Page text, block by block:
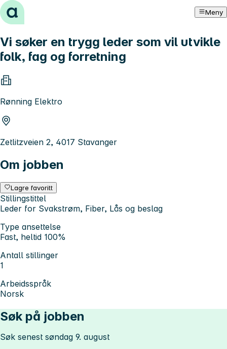
Hopp til innhold Meny
Vi søker en trygg leder som vil utvikle
folk, fag og forretning
Rønning Elektro
Zetlitzveien 2, 4017 Stavanger
Om jobben
Lagre favoritt
Stillingstittel
Leder for Svakstrøm, Fiber, Lås og beslag
Type ansettelse
Fast, heltid 100%
Antall stillinger
1
Arbeidsspråk
Norsk
Søk på jobben
Søk senest søndag 9. august